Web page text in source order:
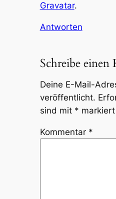
Gravatar.
Antworten
Schreibe einen
Deine E-Mail-
veröffentlicht.
sind mit * markiert
Kommentar *